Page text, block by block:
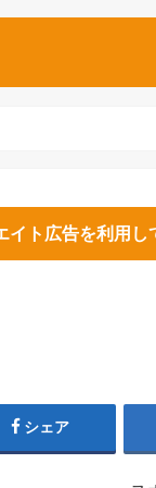
ト広告を利用し
シェア